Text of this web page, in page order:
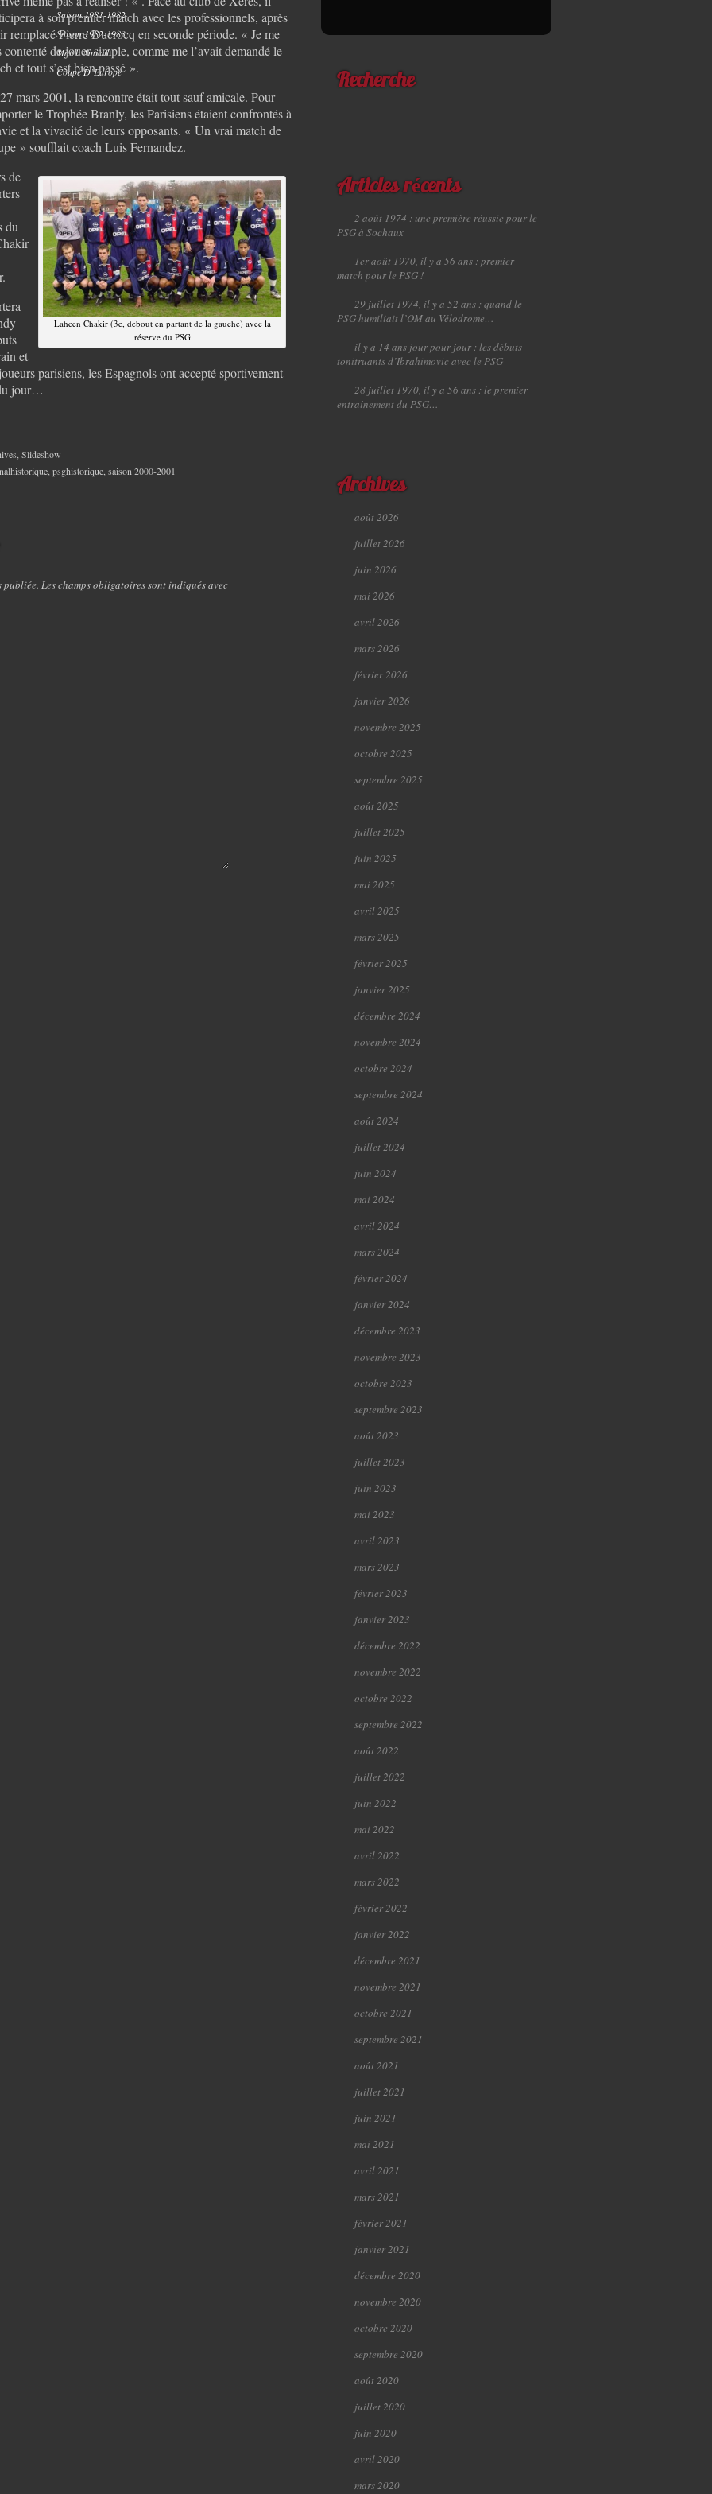
Saison 1981-1982
Saison 1982-1983
Match Amical
Coupe D’Europe
à son premier match avec les professionnels, après
remplacé Pierre Ducrocq en seconde période. « Je me
contenté de jouer simple, comme me l’avait demandé le
et tout s’est bien passé ».
mars 2001, la rencontre était tout sauf amicale. Pour
le Trophée Branly, les Parisiens étaient confrontés à
et la vivacité de leurs opposants. « Un vrai match de
» soufflait coach Luis Fernandez.
Lahcen Chakir (3e, debout en partant de la gauche) avec la
réserve du PSG
de
du
et
parisiens, les Espagnols ont accepté sportivement
jour…
Slideshow
psghistorique saison 2000-2001
publiée. Les champs obligatoires sont indiqués avec
Recherche
Articles récents
2 août 1974 : une première réussie pour le
PSG à Sochaux
1er août 1970, il y a 56 ans : premier
match pour le PSG !
29 juillet 1974, il y a 52 ans : quand le
PSG humiliait l’OM au Vélodrome…
il y a 14 ans jour pour jour : les débuts
tonitruants d’Ibrahimovic avec le PSG
28 juillet 1970, il y a 56 ans : le premier
entraînement du PSG…
Archives
août 2026
juillet 2026
juin 2026
mai 2026
avril 2026
mars 2026
février 2026
janvier 2026
novembre 2025
octobre 2025
septembre 2025
août 2025
juillet 2025
juin 2025
mai 2025
avril 2025
mars 2025
février 2025
janvier 2025
décembre 2024
novembre 2024
octobre 2024
septembre 2024
août 2024
juillet 2024
juin 2024
mai 2024
avril 2024
mars 2024
février 2024
janvier 2024
décembre 2023
novembre 2023
octobre 2023
septembre 2023
août 2023
juillet 2023
juin 2023
mai 2023
avril 2023
mars 2023
février 2023
janvier 2023
décembre 2022
novembre 2022
octobre 2022
septembre 2022
août 2022
juillet 2022
juin 2022
mai 2022
avril 2022
mars 2022
février 2022
janvier 2022
décembre 2021
novembre 2021
octobre 2021
septembre 2021
août 2021
juillet 2021
juin 2021
mai 2021
avril 2021
mars 2021
février 2021
janvier 2021
décembre 2020
novembre 2020
octobre 2020
septembre 2020
août 2020
juillet 2020
juin 2020
avril 2020
mars 2020